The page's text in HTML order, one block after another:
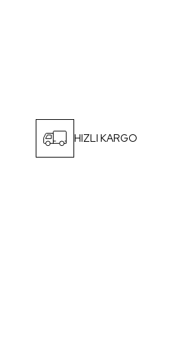
HIZLI KARGO